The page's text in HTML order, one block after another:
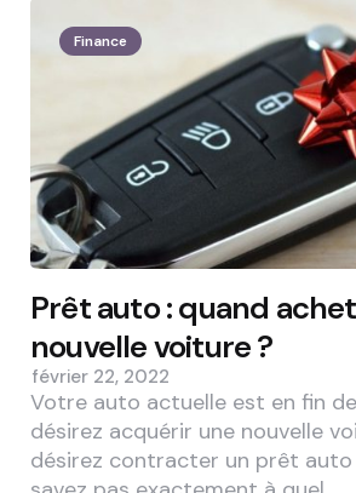
Finance
Prêt auto : quand
nouvelle voiture ?
février 22, 2022
Votre auto actuelle est en fin
désirez acquérir une nouvelle
désirez contracter un prêt auto